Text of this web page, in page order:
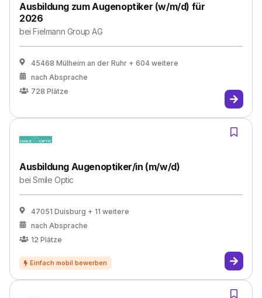
Ausbildung zum Augenoptiker (w/m/d) für
2026
beiFielmann Group AG
45468 Mülheim an der Ruhr + 604 weitere
nach Absprache
728 Plätze
Ausbildung Augenoptiker/in (m/w/d)
beiSmile Optic
47051 Duisburg + 11 weitere
nach Absprache
12 Plätze